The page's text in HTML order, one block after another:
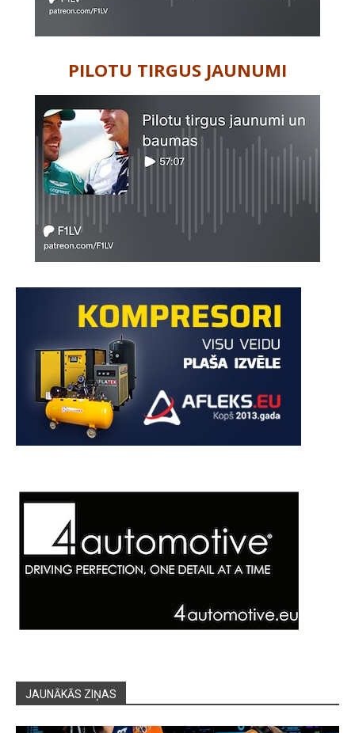
PILOTU TIRGUS JAUNUMI
JAUNĀKĀS ZIŅAS